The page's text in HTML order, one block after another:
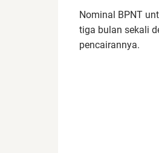
Nominal BPNT
tiga bulan sekali
pencairannya.